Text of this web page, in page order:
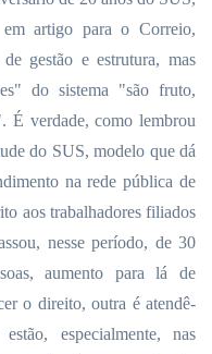
artigo para o Correio,
gestão e estrutura, mas
do sistema "são fruto,
É verdade, como lembrou
do SUS, modelo que dá
na rede pública de
aos trabalhadores filiados
nesse período, de 30
aumento para lá de
o direito, outra é atendê-
especialmente, nas